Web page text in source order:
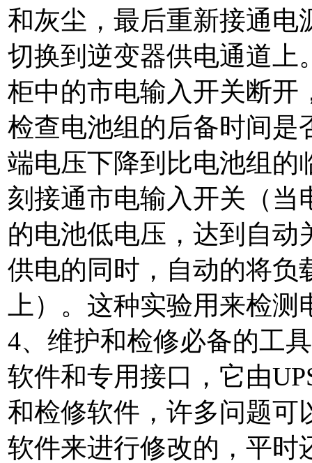
和灰尘，最后重新接通电
切换到逆变器供电通道上
柜中的市电输入开关断开
检查电池组的后备时间是
端电压下降到比电池组的
刻接通市电输入开关（当
的电池低电压，达到自动
供电的同时，自动的将负
上）。这种实验用来检
4、维护和检修必备的工
软件和专用接口，它由
和检修软件，许多问题可
软件来进行修改的，平时